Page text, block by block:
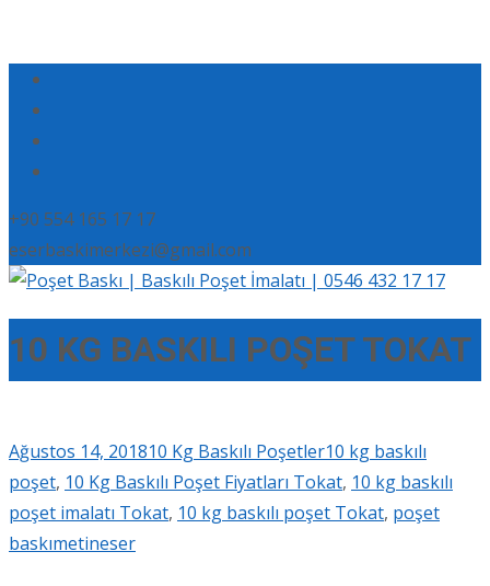
+90 554 165 17 17
eserbaskimerkezi@gmail.com
10 KG BASKILI POŞET TOKAT
Ağustos 14, 201810 Kg Baskılı Poşetler10 kg baskılı
poşet, 10 Kg Baskılı Poşet Fiyatları Tokat, 10 kg baskılı
poşet imalatı Tokat, 10 kg baskılı poşet Tokat, poşet
baskımetineser